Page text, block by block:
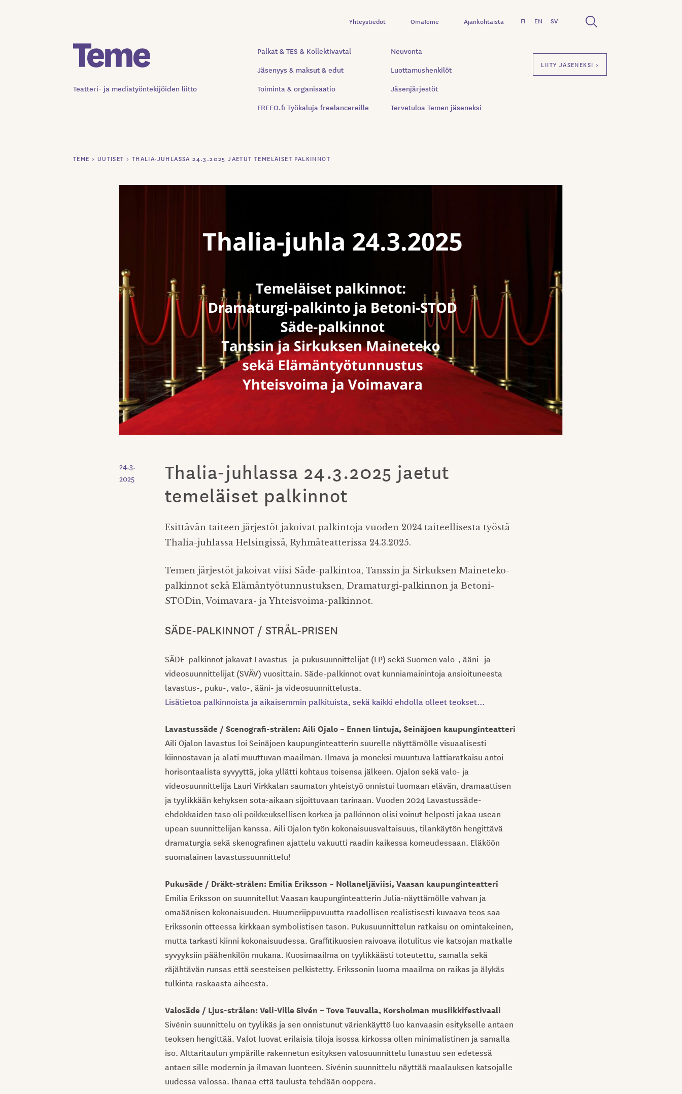
Yhteystiedot OmaTeme Ajankohtaista FI EN SV
Teatteri- ja mediatyöntekijöiden liitto
Palkat & TES & Kollektivavtal
Neuvonta
Jäsenyys & maksut & edut
Luottamushenkilöt
Toiminta & organisaatio
Jäsenjärjestöt
FREEO.fi Työkaluja freelancereille
Tervetuloa Temen jäseneksi
LIITY JÄSENEKSI >
TEME > UUTISET > THALIA-JUHLASSA 24.3.2025 JAETUT TEMELÄISET PALKINNOT
24.3.
2025
Thalia-juhlassa 24.3.2025 jaetut
temeläiset palkinnot
Esittävän taiteen järjestöt jakoivat palkintoja vuoden 2024 taiteellisesta työstä
Thalia-juhlassa Helsingissä, Ryhmäteatterissa 24.3.2025.
Temen järjestöt jakoivat viisi Säde-palkintoa, Tanssin ja Sirkuksen Maineteko-
palkinnot sekä Elämäntyötunnustuksen, Dramaturgi-palkinnon ja Betoni-
STODin, Voimavara- ja Yhteisvoima-palkinnot.
SÄDE-PALKINNOT / STRÅL-PRISEN
SÄDE-palkinnot jakavat Lavastus- ja pukusuunnittelijat (LP) sekä Suomen valo-, ääni- ja
videosuunnittelijat (SVÄV) vuosittain. Säde-palkinnot ovat kunniamainintoja ansioituneesta
lavastus-, puku-, valo-, ääni- ja videosuunnittelusta.
Lisätietoa palkinnoista ja aikaisemmin palkituista, sekä kaikki ehdolla olleet teokset…
Lavastussäde / Scenografi-strålen: Aili Ojalo – Ennen lintuja, Seinäjoen kaupunginteatteri
Aili Ojalon lavastus loi Seinäjoen kaupunginteatterin suurelle näyttämölle visuaalisesti
kiinnostavan ja alati muuttuvan maailman. Ilmava ja moneksi muuntuva lattiaratkaisu antoi
horisontaalista syvyyttä, joka yllätti kohtaus toisensa jälkeen. Ojalon sekä valo- ja
videosuunnittelija Lauri Virkkalan saumaton yhteistyö onnistui luomaan elävän, dramaattisen
ja tyylikkään kehyksen sota-aikaan sijoittuvaan tarinaan. Vuoden 2024 Lavastussäde-
ehdokkaiden taso oli poikkeuksellisen korkea ja palkinnon olisi voinut helposti jakaa usean
upean suunnittelijan kanssa. Aili Ojalon työn kokonaisuusvaltaisuus, tilankäytön hengittävä
dramaturgia sekä skenografinen ajattelu vakuutti raadin kaikessa komeudessaan. Eläköön
suomalainen lavastussuunnittelu!
Pukusäde / Dräkt-strålen: Emilia Eriksson – Nollaneljäviisi, Vaasan kaupunginteatteri
Emilia Eriksson on suunnitellut Vaasan kaupunginteatterin Julia-näyttämölle vahvan ja
omaäänisen kokonaisuuden. Huumeriippuvuutta raadollisen realistisesti kuvaava teos saa
Erikssonin otteessa kirkkaan symbolistisen tason. Pukusuunnittelun ratkaisu on omintakeinen,
mutta tarkasti kiinni kokonaisuudessa. Graffitikuosien raivoava ilotulitus vie katsojan matkalle
syvyyksiin päähenkilön mukana. Kuosimaailma on tyylikkäästi toteutettu, samalla sekä
räjähtävän runsas että seesteisen pelkistetty. Erikssonin luoma maailma on raikas ja älykäs
tulkinta raskaasta aiheesta.
Valosäde / Ljus-strålen: Veli-Ville Sivén – Tove Teuvalla, Korsholman musiikkifestivaali
Sivénin suunnittelu on tyylikäs ja sen onnistunut värienkäyttö luo kanvaasin esitykselle antaen
teoksen hengittää. Valot luovat erilaisia tiloja isossa kirkossa ollen minimalistinen ja samalla
iso. Alttaritaulun ympärille rakennetun esityksen valosuunnittelu lunastuu sen edetessä
antaen sille modernin ja ilmavan luonteen. Sivénin suunnittelu näyttää maalauksen katsojalle
uudessa valossa. Ihanaa että taulusta tehdään ooppera.